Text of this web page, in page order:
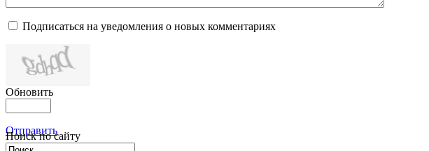
Подписаться на уведомления о новых комментариях
Обновить
Отправить
Поиск по сайту